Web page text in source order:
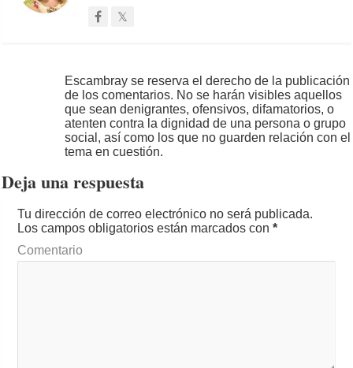
Escambray se reserva el derecho de la publicación
de los comentarios. No se harán visibles aquellos
que sean denigrantes, ofensivos, difamatorios, o
atenten contra la dignidad de una persona o grupo
social, así como los que no guarden relación con el
tema en cuestión.
Deja una respuesta
Tu dirección de correo electrónico no será publicada.
Los campos obligatorios están marcados con*
Comentario